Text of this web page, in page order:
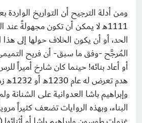
ومن أدلة الترجيح أن التواريخ الواردة
1111هـ لا يمكن أن تكون مجهولةً عند
الحد، أو أن يكون الخلاف حولها إلى
المُرجَّح -وفق ما سبق- أن فريح
أو أعاد بنائه! حينما كان شارخ أميراً
هدم
وإبراهيم باشا العدوانية على الشنانة
البناء، وبهذه الروايات تضعف كثيراً